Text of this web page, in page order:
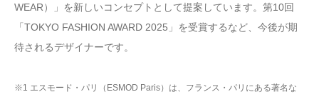
WEAR）」を新しいコンセプトとして提案しています。第10回
「TOKYO FASHION AWARD 2025」を受賞するなど、今後が期
待されるデザイナーです。
※1 エスモード・パリ（ESMOD Paris）は、フランス・パリにある著名な